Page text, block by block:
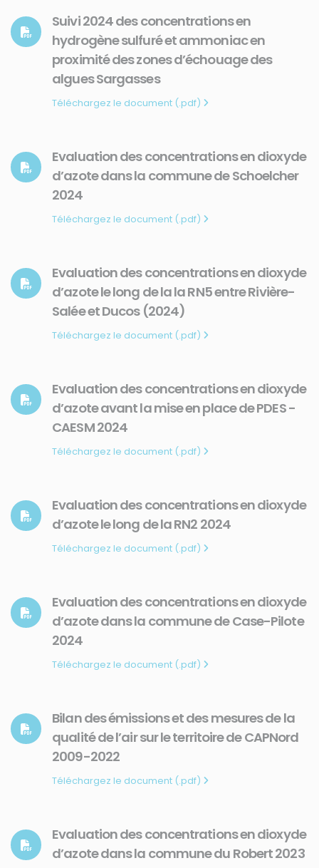
Suivi 2024 des concentrations en
hydrogène sulfuré et ammoniac en
proximité des zones d’échouage des
algues Sargasses
Téléchargez le document (.pdf)
Evaluation des concentrations en dioxyde
d’azote dans la commune de Schoelcher
2024
Téléchargez le document (.pdf)
Evaluation des concentrations en dioxyde
d’azote le long de la la RN5 entre Rivière-
Salée et Ducos (2024)
Téléchargez le document (.pdf)
Evaluation des concentrations en dioxyde
d’azote avant la mise en place de PDES -
CAESM 2024
Téléchargez le document (.pdf)
Evaluation des concentrations en dioxyde
d’azote le long de la RN2 2024
Téléchargez le document (.pdf)
Evaluation des concentrations en dioxyde
d’azote dans la commune de Case-Pilote
2024
Téléchargez le document (.pdf)
Bilan des émissions et des mesures de la
qualité de l’air sur le territoire de CAPNord
2009-2022
Téléchargez le document (.pdf)
Evaluation des concentrations en dioxyde
d’azote dans la commune du Robert 2023